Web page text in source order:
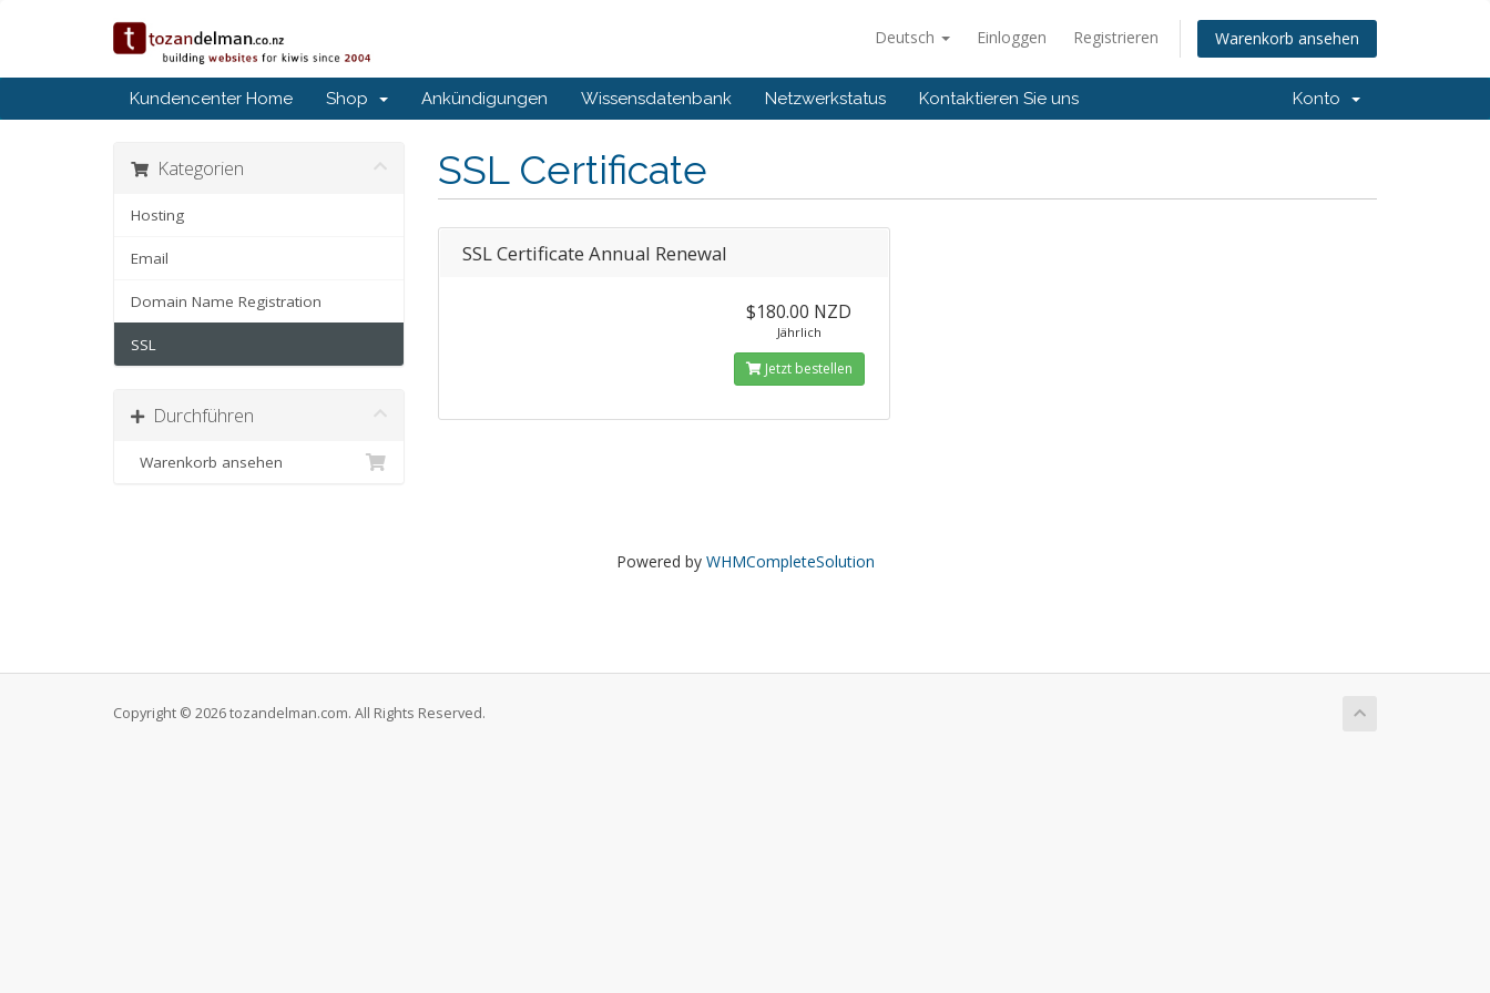
Deutsch Einloggen Registrieren Warenkorb ansehen
Kundencenter Home Shop Ankündigungen Wissensdatenbank Netzwerkstatus Kontaktieren Sie uns Konto
SSL Certificate
Kategorien
Hosting
Email
Domain Name Registration
SSL
Durchführen
Warenkorb ansehen
SSL Certificate Annual Renewal
$180.00 NZD
Jährlich
Jetzt bestellen
Powered by WHMCompleteSolution
Copyright © 2026 tozandelman.com. All Rights Reserved.